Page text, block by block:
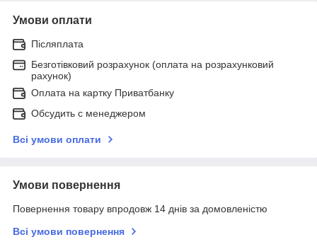
Умови оплати
Післяплата
Безготівковий розрахунок (оплата на розрахунковий
рахунок)
Оплата на картку Приватбанку
Обсудить с менеджером
Всі умови оплати
Умови повернення
Повернення товару впродовж 14 днів за домовленістю
Всі умови повернення